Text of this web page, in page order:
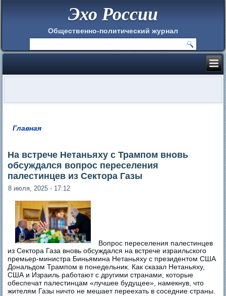
Эхо России
Общественно-политический журнал
Главная
На встрече Нетаньяху с Трампом вновь
обсуждался вопрос переселения
палестинцев из Сектора Газы
8 июля, 2025 - 17:12
Вопрос переселения палестинцев
из Сектора Газа вновь обсуждался на встрече израильского
премьер-министра Биньямина Нетаньяху с президентом США
Дональдом Трампом в понедельник. Как сказал Нетаньяху,
США и Израиль работают с другими странами, которые
обеспечат палестинцам «лучшее будущее», намекнув, что
жителям Газы ничто не мешает переехать в соседние страны.